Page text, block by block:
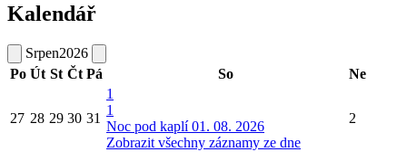
Kalendář
Srpen2026
Po Út St Čt Pá So Ne
27 28 29 30 31
1
1
Noc pod kaplí 01. 08. 2026
Zobrazit všechny záznamy ze dne
2